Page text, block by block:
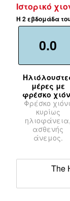
Ιστορικό
Η 2 εβδομάδα
0.0
μέρες με
φρέσκο
Φρέσκο
κυρίως
ηλιοφάνεια,
ασθενής
άνεμος.
The